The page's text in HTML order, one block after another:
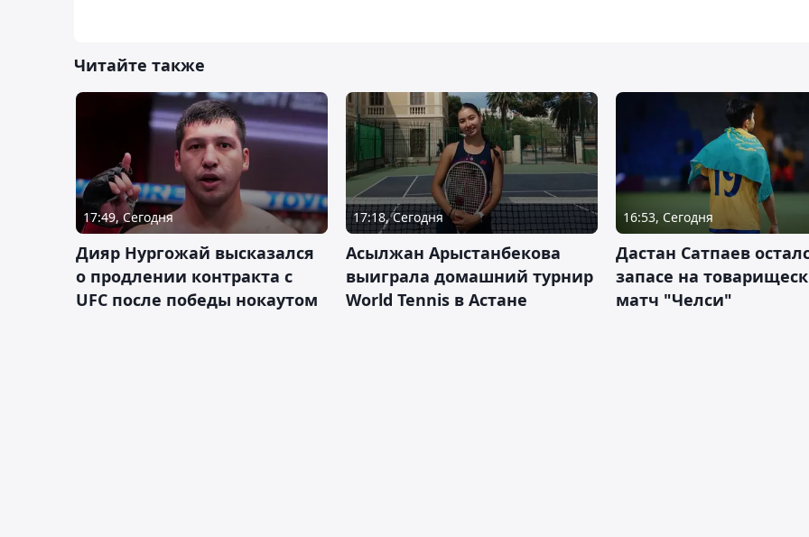
Читайте также
17:49, Сегодня
Дияр Нургожай высказался
о продлении контракта с
UFC после победы нокаутом
17:18, Сегодня
Асылжан Арыстанбекова
выиграла домашний турнир
World Tennis в Астане
16:53, Сегодня
Дастан Сатпаев
запасе на
матч "Челси"